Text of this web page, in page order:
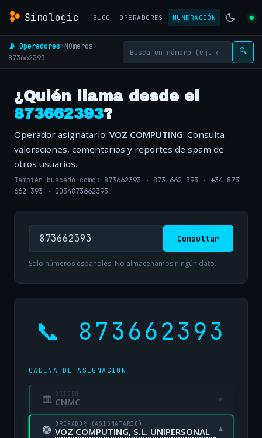
Sinologic BLOG OPERADORES NUMERACIÓN
📡 Operadores›Números›
873662393
🔍
¿Quién llama desde el
873662393?
Operador asignatario: VOZ COMPUTING. Consulta
valoraciones, comentarios y reportes de spam de
otros usuarios.
También buscado como: 873662393 · 873 662 393 · +34 873
662 393 · 0034873662393
Consultar
Solo números españoles. No almacenamos ningún dato.
📞 873662393
CADENA DE ASIGNACIÓN
🏛 ORIGEN
CNMC ▾
🟢 OPERADOR (ASIGNATARIO)
VOZ COMPUTING, S.L. UNIPERSONAL ▾